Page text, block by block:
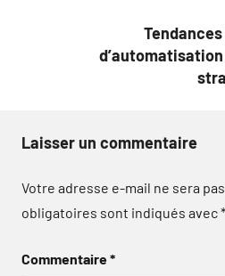
Laisser un commentaire
Votre adresse e-mail ne sera
obligatoires sont indiqués avec*
Commentaire*